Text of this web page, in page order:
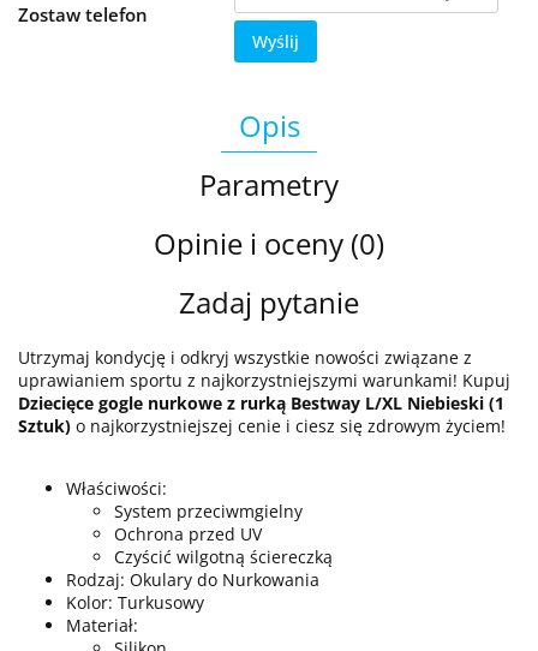
Zostaw telefon
Wyślij
Opis
Parametry
Opinie i oceny (0)
Zadaj pytanie
Utrzymaj kondycję i odkryj wszystkie nowości związane z
uprawianiem sportu z najkorzystniejszymi warunkami! Kupuj
Dziecięce gogle nurkowe z rurką Bestway L/XL Niebieski (1
Sztuk) o najkorzystniejszej cenie i ciesz się zdrowym życiem!
Właściwości:
System przeciwmgielny
Ochrona przed UV
Czyścić wilgotną ściereczką
Rodzaj: Okulary do Nurkowania
Kolor: Turkusowy
Materiał: